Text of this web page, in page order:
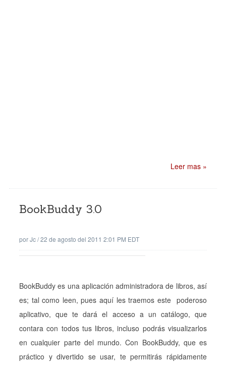
Leer mas »
BookBuddy 3.0
porJc/22 de agosto del 2011 2:01 PM EDT
BookBuddy es una aplicación administradora de libros, así
es; tal como leen, pues aquí les traemos este poderoso
aplicativo, que te dará el acceso a un catálogo, que
contara con todos tus libros, incluso podrás visualizarlos
en cualquier parte del mundo. Con BookBuddy, que es
práctico y divertido se usar, te permitirás rápidamente